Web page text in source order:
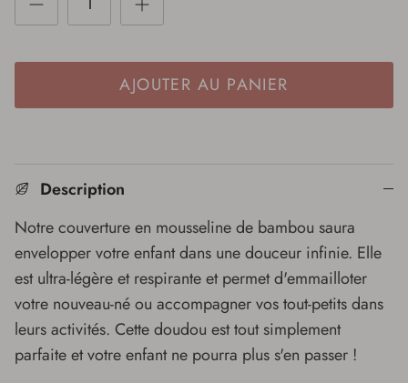
AJOUTER AU PANIER
Description
Notre couverture en mousseline de bambou saura
envelopper votre enfant dans une douceur infinie. Elle
est ultra-légère et respirante et permet d'emmailloter
votre nouveau-né ou accompagner vos tout-petits dans
leurs activités. Cette doudou est tout simplement
parfaite et votre enfant ne pourra plus s'en passer !